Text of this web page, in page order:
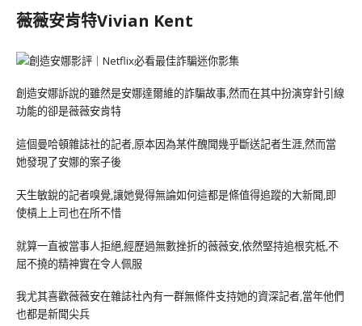
薇薇安肯特Vivian Kent
創造安娜訴說的雖然是安娜達爾維的詐騙故事,然而在其中扮演穿針引線
功能的卻是薇薇安肯特
這個曼哈頓雜誌社的記者,原本因為某件醜聞幾乎斷送記者生涯,然而當
她發現了安娜的案子後
天生敏銳的記者嗅覺,讓她覺得無論如何這都是條值得追蹤的大新聞,即
使槓上上司也在所不惜
就算一直被當事人拒絕,經歷過無數挫折的薇薇安,依然堅持追根究柢,不
屈不撓的精神實在令人佩服
我尤其喜歡薇薇安在雜誌社內有一群無條件支持她的資深記者,當年他們
也都是新聞尖兵